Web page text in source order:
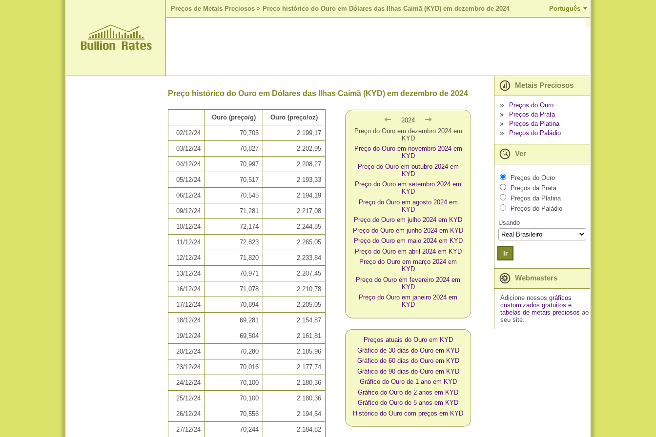
Preços de Metais Preciosos > Preço histórico do Ouro em Dólares das Ilhas Caimã (KYD) em dezembro de 2024 Português
Preço histórico do Ouro em Dólares das Ilhas Caimã (KYD) em dezembro de 2024
Ouro (preço/g) Ouro (preço/oz)
02/12/24 70,705 2.199,17
03/12/24 70,827 2.202,95
04/12/24 70,997 2.208,27
05/12/24 70,517 2.193,33
06/12/24 70,545 2.194,19
09/12/24 71,281 2.217,08
10/12/24 72,174 2.244,85
11/12/24 72,823 2.265,05
12/12/24 71,820 2.233,84
13/12/24 70,971 2.207,45
16/12/24 71,078 2.210,78
17/12/24 70,894 2.205,05
18/12/24 69,281 2.154,87
19/12/24 69,504 2.161,81
20/12/24 70,280 2.185,96
23/12/24 70,016 2.177,74
24/12/24 70,100 2.180,36
25/12/24 70,100 2.180,36
26/12/24 70,556 2.194,54
27/12/24 70,244 2.184,82
2024
Preço do Ouro em dezembro 2024 em
KYD
Preço do Ouro em novembro 2024 em
KYD
Preço do Ouro em outubro 2024 em
KYD
Preço do Ouro em setembro 2024 em
KYD
Preço do Ouro em agosto 2024 em
KYD
Preço do Ouro em julho 2024 em KYD
Preço do Ouro em junho 2024 em KYD
Preço do Ouro em maio 2024 em KYD
Preço do Ouro em abril 2024 em KYD
Preço do Ouro em março 2024 em
KYD
Preço do Ouro em fevereiro 2024 em
KYD
Preço do Ouro em janeiro 2024 em
KYD
Preços atuais do Ouro em KYD
Gráfico de 30 dias do Ouro em KYD
Gráfico de 60 dias do Ouro em KYD
Gráfico de 90 dias do Ouro em KYD
Gráfico do Ouro de 1 ano em KYD
Gráfico do Ouro de 2 anos em KYD
Gráfico do Ouro de 5 anos em KYD
Histórico do Ouro com preços em KYD
Metais Preciosos
Preços do Ouro
Preços da Prata
Preços da Platina
Preços do Paládio
Ver
Preços do Ouro
Preços da Prata
Preços da Platina
Preços do Paládio
Usando
Ir
Webmasters
Adicione nossos gráficos
customizados gratuitos e
tabelas de metais preciosos ao
seu site.